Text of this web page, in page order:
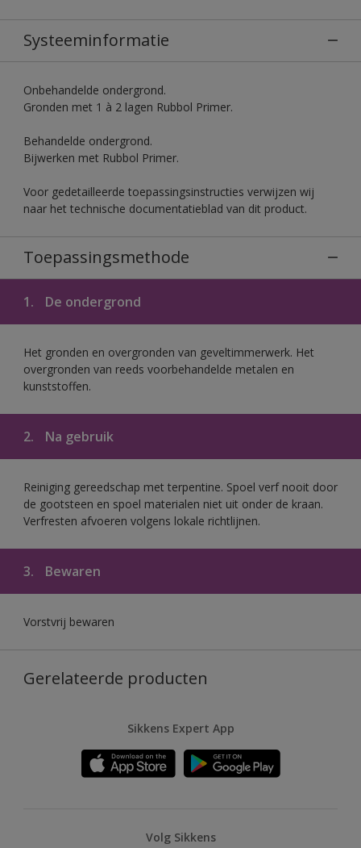
Systeeminformatie
Onbehandelde ondergrond.
Gronden met 1 à 2 lagen Rubbol Primer.
Behandelde ondergrond.
Bijwerken met Rubbol Primer.
Voor gedetailleerde toepassingsinstructies verwijzen wij
naar het technische documentatieblad van dit product.
Toepassingsmethode
1. De ondergrond
Het gronden en overgronden van geveltimmerwerk. Het
overgronden van reeds voorbehandelde metalen en
kunststoffen.
2. Na gebruik
Reiniging gereedschap met terpentine. Spoel verf nooit door
de gootsteen en spoel materialen niet uit onder de kraan.
Verfresten afvoeren volgens lokale richtlijnen.
3. Bewaren
Vorstvrij bewaren
Gerelateerde producten
Sikkens Expert App
Volg Sikkens